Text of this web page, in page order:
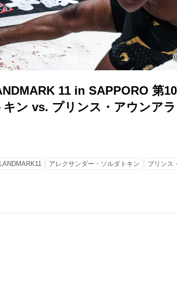
11 in SAPPORO 第
ン vs. プリンス・アウンア
アレクサンダー・ソルダトキン プリンス